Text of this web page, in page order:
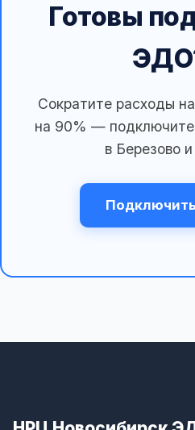
Готовы
Сократите расходы
на 90% —
в Березово